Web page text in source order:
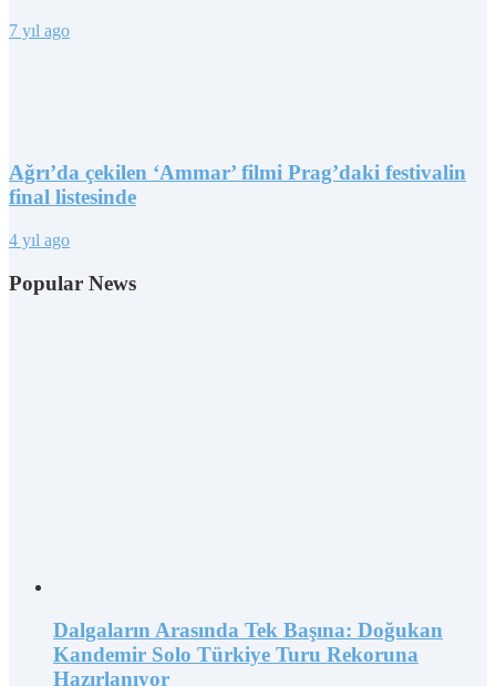
7 yıl ago
Ağrı’da çekilen ‘Ammar’ filmi Prag’daki festivalin
final listesinde
4 yıl ago
Popular News
Dalgaların Arasında Tek Başına: Doğukan
Kandemir Solo Türkiye Turu Rekoruna
Hazırlanıyor